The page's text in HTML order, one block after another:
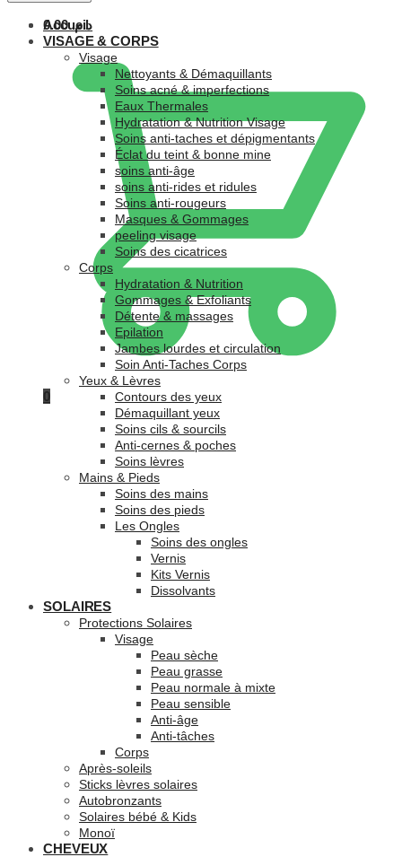
د.م.0.00
0
Accueil
VISAGE & CORPS
Visage
Nettoyants & Démaquillants
Soins acné & imperfections
Eaux Thermales
Hydratation & Nutrition Visage
Soins anti-taches et dépigmentants
Éclat du teint & bonne mine
soins anti-âge
soins anti-rides et ridules
Soins anti-rougeurs
Masques & Gommages
peeling visage
Soins des cicatrices
Corps
Hydratation & Nutrition
Gommages & Exfoliants
Détente & massages
Epilation
Jambes lourdes et circulation
Soin Anti-Taches Corps
Yeux & Lèvres
Contours des yeux
Démaquillant yeux
Soins cils & sourcils
Anti-cernes & poches
Soins lèvres
Mains & Pieds
Soins des mains
Soins des pieds
Les Ongles
Soins des ongles
Vernis
Kits Vernis
Dissolvants
SOLAIRES
Protections Solaires
Visage
Peau sèche
Peau grasse
Peau normale à mixte
Peau sensible
Anti-âge
Anti-tâches
Corps
Après-soleils
Sticks lèvres solaires
Autobronzants
Solaires bébé & Kids
Monoï
CHEVEUX